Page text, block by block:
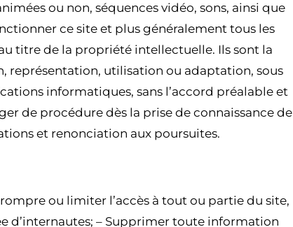
ou non, séquences vidéo, sons, ainsi que
ce site et plus généralement tous les
titre de la propriété intellectuelle. Ils sont la
représentation, utilisation ou adaptation, sous
informatiques, sans l’accord préalable et
de procédure dès la prise de connaissance de
et renonciation aux poursuites.
ou limiter l’accès à tout ou partie du site,
d’internautes; – Supprimer toute information